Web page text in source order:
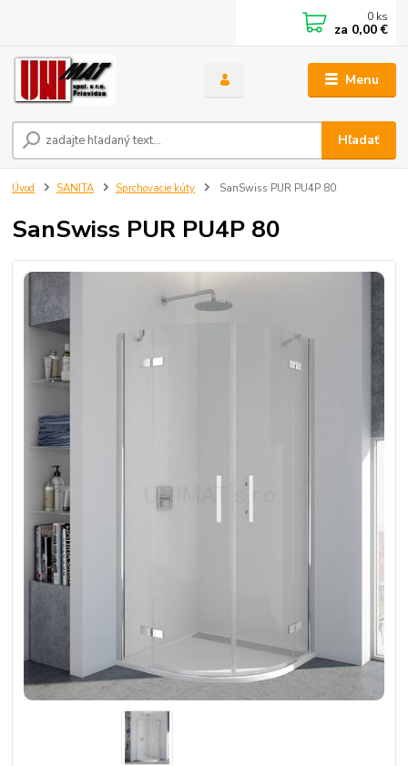
Menu
Hľadať
0 ks
za 0,00 €
Úvod SANITA Sprchovacie kúty SanSwiss PUR PU4P 80
SanSwiss PUR PU4P 80